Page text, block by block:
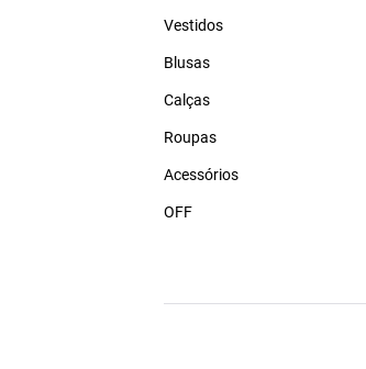
Vestidos
Blusas
Calças
Roupas
Acessórios
OFF